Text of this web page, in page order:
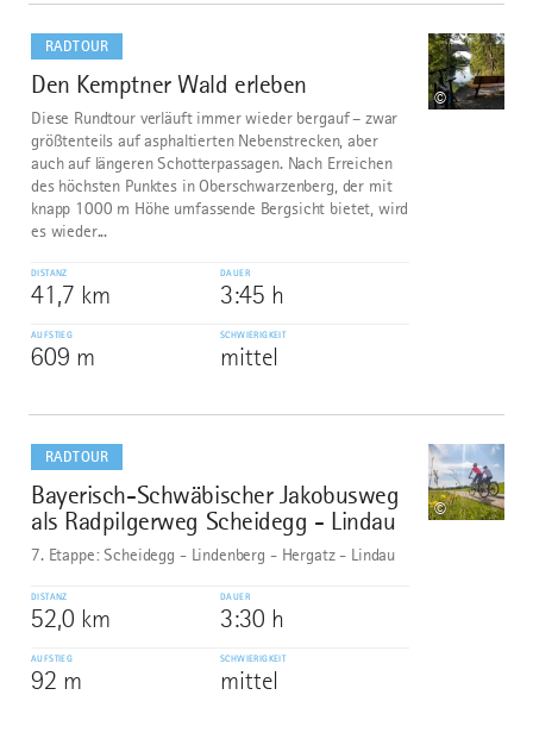
RADTOUR
9
Den Kemptner Wald erleben
©
Diese Rundtour verläuft immer wieder bergauf – zwar
größtenteils auf asphaltierten Nebenstrecken, aber
auch auf längeren Schotterpassagen. Nach Erreichen
des höchsten Punktes in Oberschwarzenberg, der mit
knapp 1000 m Höhe umfassende Bergsicht bietet, wird
es wieder...
DISTANZ
41,7 km
DAUER
3:45 h
AUFSTIEG
609 m
SCHWIERIGKEIT
mittel
dazu
RADTOUR
10
Bayerisch-Schwäbischer Jakobusweg
als Radpilgerweg Scheidegg - Lindau
©
7. Etappe: Scheidegg - Lindenberg - Hergatz - Lindau
DISTANZ
52,0 km
DAUER
3:30 h
AUFSTIEG
92 m
SCHWIERIGKEIT
mittel
dazu